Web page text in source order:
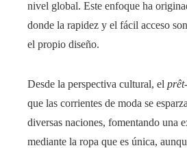
nivel global. Este enfoque ha
donde la rapidez y el fácil acceso
el propio diseño.
Desde la perspectiva cultural, el
que las corrientes de moda se
diversas naciones, fomentando una
mediante la ropa que es única,